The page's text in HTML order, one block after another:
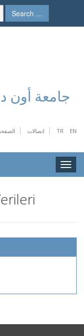
Search …
جامعة أون
اتصالات TR EN
Toggle